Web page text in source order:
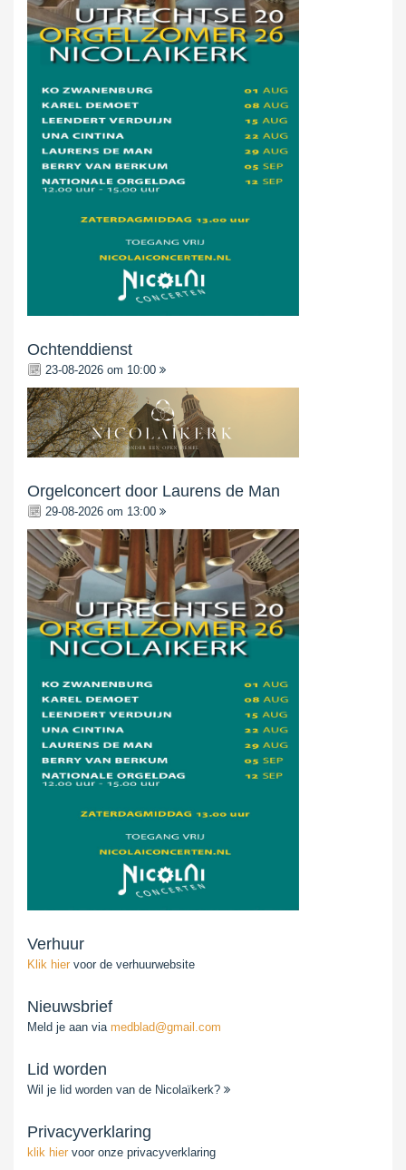
Ochtenddienst
23-08-2026 om 10:00
Orgelconcert door Laurens de Man
29-08-2026 om 13:00
Verhuur
Klik hier voor de verhuurwebsite
Nieuwsbrief
Meld je aan via medblad@gmail.com
Lid worden
Wil je lid worden van de Nicolaïkerk?
Privacyverklaring
klik hier voor onze privacyverklaring